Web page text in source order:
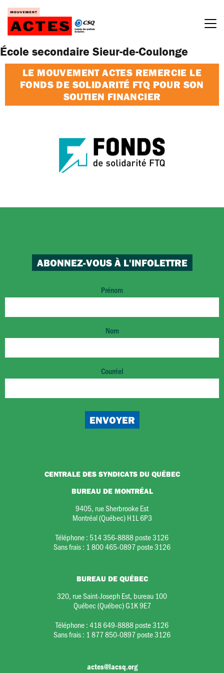
Passer
contenu
École secondaire Sieur-de-Coulonge
LE MOUVEMENT ACTES REMERCIE LE
FONDS DE SOLIDARITÉ FTQ POUR SON
SOUTIEN FINANCIER
ABONNEZ-VOUS À L'INFOLETTRE
Prénom
Nom
Courriel
CENTRALE DES SYNDICATS DU QUÉBEC
BUREAU DE MONTRÉAL
9405, rue Sherbrooke Est
Montréal (Québec) H1L 6P3
Téléphone : 514 356-8888 poste 3126
Sans frais : 1 800 465-0897 poste 3126
BUREAU DE QUÉBEC
320, rue Saint-Joseph Est, bureau 100
Québec (Québec) G1K 9E7
Téléphone :418 649-8888 poste 3126
Sans frais : 1 877 850-0897 poste 3126
actes@lacsq.org